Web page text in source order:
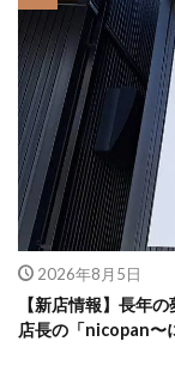
2026年8月5日
【新店情報】長年
店長の「nicopan〜